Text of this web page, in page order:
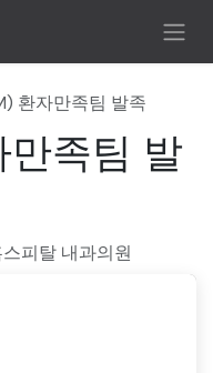
환자만족팀 발족
만족팀 발
피탈 내과의원